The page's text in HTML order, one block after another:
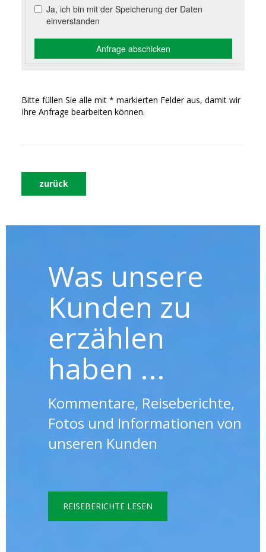
Bitte füllen Sie alle mit * markierten Felder aus, damit wir
Ihre Anfrage bearbeiten können.
zurück
Was unsere
Kunden zu
erzählen
haben ...
Kommentare, Reiseberichte,
Fotos und Informationen von
unseren Kunden
REISEBERICHTE LESEN